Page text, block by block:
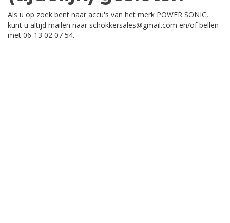
Als u op zoek bent naar accu's van het merk POWER SONIC,
kunt u altijd mailen naar schokkersales@gmail.com en/of bellen
met 06-13 02 07 54.